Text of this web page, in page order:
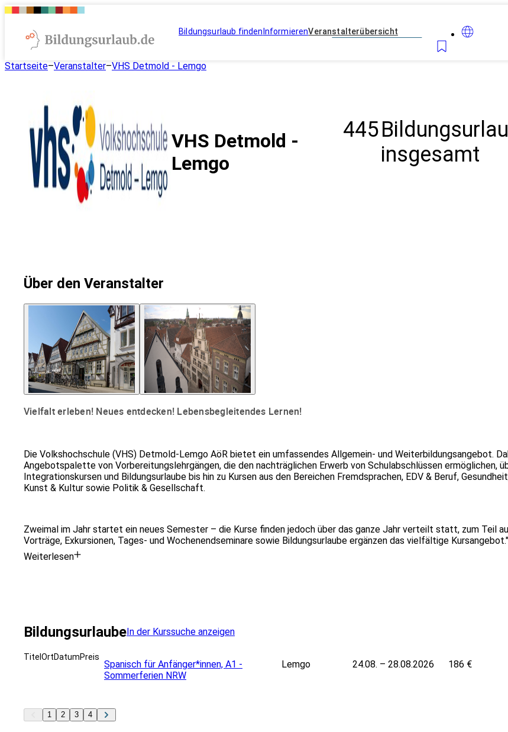
Bildungsurlaub finden InformierenVeranstalterübersicht
Startseite–Veranstalter–VHS Detmold - Lemgo
VHS Detmold -
Lemgo
445
insgesamt
Über den Veranstalter
Vielfalt erleben! Neues entdecken! Lebensbegleitendes Lernen!
Die Volkshochschule (VHS) Detmold-Lemgo AöR bietet ein umfassendes Allgemein- und Weiterbildungsangebot.
Angebotspalette von Vorbereitungslehrgängen, die den nachträglichen Erwerb von Schulabschlüssen ermöglichen,
Integrationskursen und Bildungsurlaube bis hin zu Kursen aus den Bereichen Fremdsprachen, EDV & Beruf,
Kunst & Kultur sowie Politik & Gesellschaft.
Zweimal im Jahr startet ein neues Semester – die Kurse finden jedoch über das ganze Jahr verteilt statt, zum Teil
Vorträge, Exkursionen, Tages- und Wochenendseminare sowie Bildungsurlaube ergänzen das vielfältige Kursangebot."
Weiterlesen
Bildungsurlaube In der Kurssuche anzeigen
Titel OrtDatumPreis
Spanisch für Anfänger*innen, A1 -
Sommerferien NRW
Lemgo 24.08. – 28.08.2026 186 €
1 2 3 4